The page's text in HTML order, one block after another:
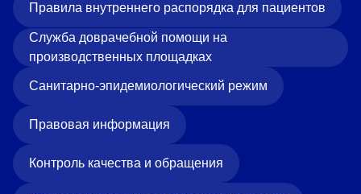
Правила внутреннего распорядка для пациентов
Служба доврачебной помощи на
производственных площадках
Санитарно-эпидемиологический режим
Правовая информация
Контроль качества и обращения